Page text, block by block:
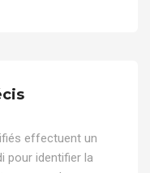
effectuent un
pour identifier la